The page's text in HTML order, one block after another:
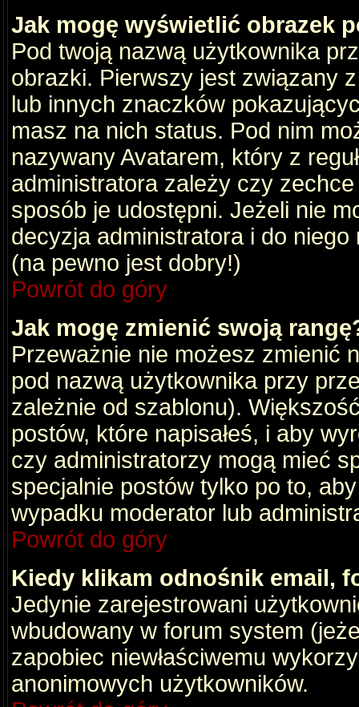
Jak mogę wyświetlić obrazek
Pod twoją nazwą użytkownika
obrazki. Pierwszy jest związany
lub innych znaczków
masz na nich status. Pod nim
nazywany Avatarem, który z
administratora zależy czy
sposób je udostępni. Jeżeli nie
decyzja administratora i do
(na pewno jest dobry!)
Powrót do góry
Jak mogę zmienić swoją
Przeważnie nie możesz zmienić
pod nazwą użytkownika przy
zależnie od szablonu).
postów, które napisałeś, i aby
czy administratorzy mogą mieć
specjalnie postów tylko po to,
wypadku moderator lub
Powrót do góry
Kiedy klikam odnośnik email,
Jedynie zarejestrowani
wbudowany w forum system
zapobiec niewłaściwemu
anonimowych użytkowników.